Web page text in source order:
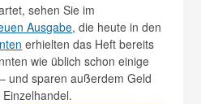
sehen Sie im
Ausgabe, die heute in den
erhielten das Heft bereits
wie üblich schon einige
und sparen außerdem Geld